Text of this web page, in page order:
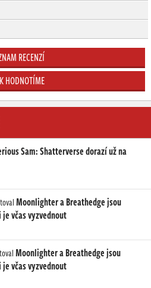
RECENZÍ
HODNOTÍME
Sam: Shatterverse dorazí už na
Moonlighter a Breathedge jsou
je včas vyzvednout
Moonlighter a Breathedge jsou
je včas vyzvednout